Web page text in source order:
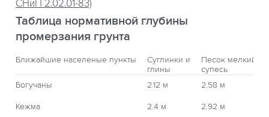
СНиП 2.02.01-83)
Таблица нормативной глубины
промерзания грунта
Ближайшие населеные пункты
Суглинки и
глины
Песок мелкий,
супесь
Богучаны
2.12 м 2.58 м
Кежма 2.4 м 2.92 м